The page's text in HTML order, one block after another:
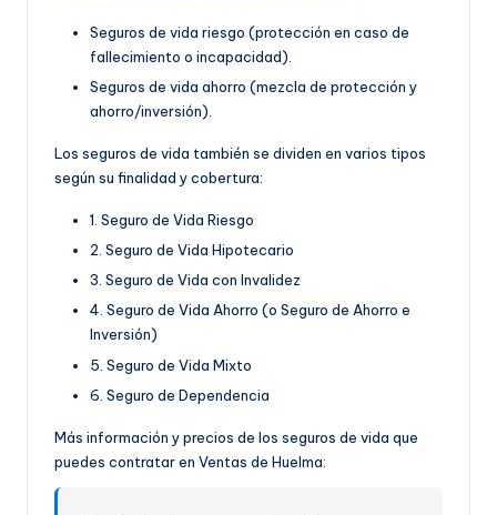
Seguros de vida riesgo (protección en caso de
fallecimiento o incapacidad).
Seguros de vida ahorro (mezcla de protección y
ahorro/inversión).
Los seguros de vida también se dividen en varios tipos
según su finalidad y cobertura:
1. Seguro de Vida Riesgo
2. Seguro de Vida Hipotecario
3. Seguro de Vida con Invalidez
4. Seguro de Vida Ahorro (o Seguro de Ahorro e
Inversión)
5. Seguro de Vida Mixto
6. Seguro de Dependencia
Más información y precios de los seguros de vida que
puedes contratar en Ventas de Huelma: